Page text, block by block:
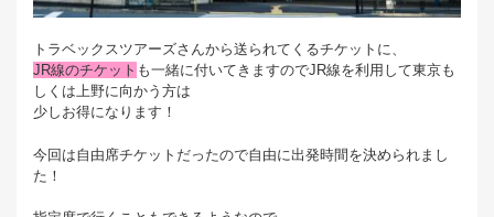
トラベックスツアーズさんから送られてくるチケットに、
JR線のチケット も一緒に付いてきますのでJR線を利用して東京も
しくは上野に向かう方は
少しお得になります！
今回は自由席チケットだったので自由に出発時間を決められまし
た！